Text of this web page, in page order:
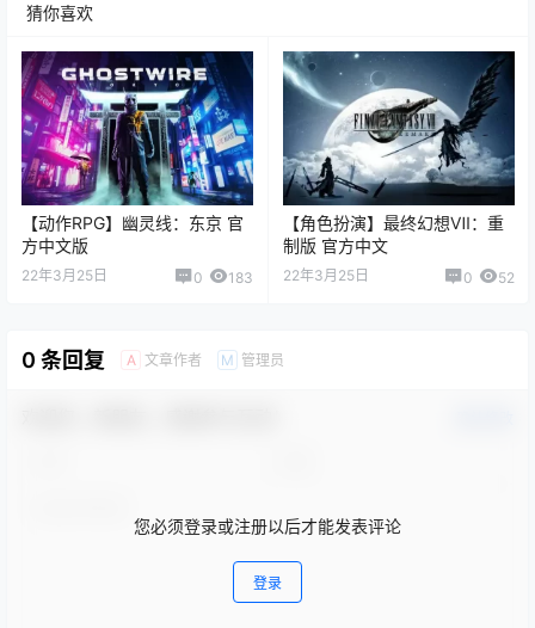
猜你喜欢
【动作RPG】幽灵线：东京 官
方中文版
22年3月25日 0 183
【角色扮演】最终幻想Ⅶ：重
制版 官方中文
22年3月25日 0 52
0 条回复 A 文章作者 M 管理员
您必须登录或注册以后才能发表评论
登录